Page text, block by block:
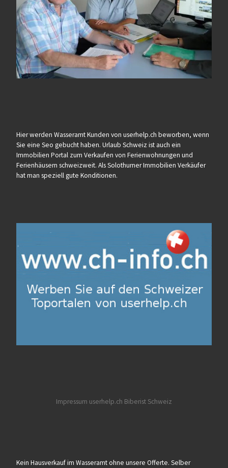
Hier werden Wasseramt Kunden von userhelp.ch beworben, wenn
Sie eine Seo gebucht haben. Urlaub Schweiz ist auch ein
Immobilien Portal zum Verkaufen von Ferienwohnungen und
Ferienhäusern schweizweit. Als Solothurner Immobilien Verkäufer
hat man speziell gute Konditionen.
Impressum userhelp.ch Biberist Schweiz
Kein Hausverkauf im Wasseramt ohne unsere Offerte. Selber